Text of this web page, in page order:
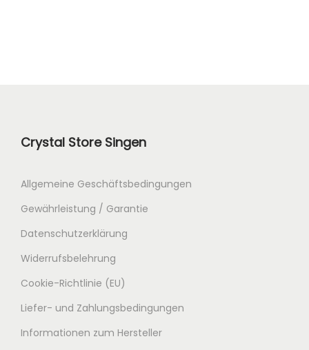
Crystal Store Singen
Allgemeine Geschäftsbedingungen
Gewährleistung / Garantie
Datenschutzerklärung
Widerrufsbelehrung
Cookie-Richtlinie (EU)
Liefer- und Zahlungsbedingungen
Informationen zum Hersteller